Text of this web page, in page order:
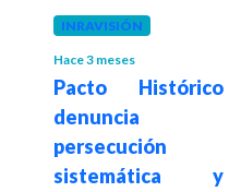
INRAVISIÓN
Hace 3 meses
Pacto Histórico
denuncia
persecución
sistemática y